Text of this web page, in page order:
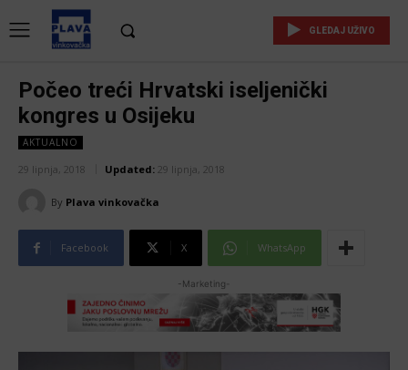
GLEDAJ UŽIVO
Počeo treći Hrvatski iseljenički
kongres u Osijeku
AKTUALNO
29 lipnja, 2018 Updated: 29 lipnja, 2018
By Plava vinkovačka
Facebook X WhatsApp
-Marketing-